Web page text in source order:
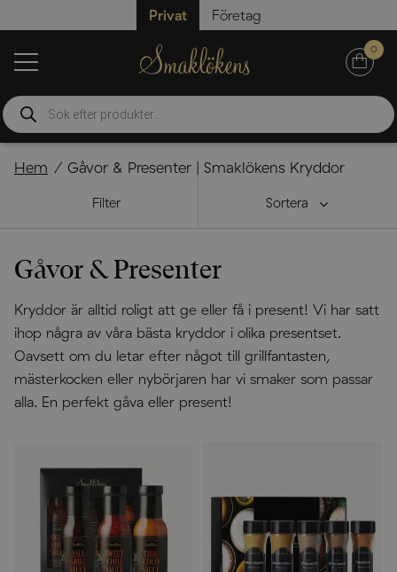
Privat Företag
0
Produktsökning
Hem Gåvor & Presenter | Smaklökens Kryddor
Gåvor & Presenter
Kryddor är alltid roligt att ge eller få i present! Vi har satt
ihop några av våra bästa kryddor i olika presentset.
Oavsett om du letar efter något till grillfantasten,
mästerkocken eller nybörjaren har vi smaker som passar
alla. En perfekt gåva eller present!
Filter Sortera